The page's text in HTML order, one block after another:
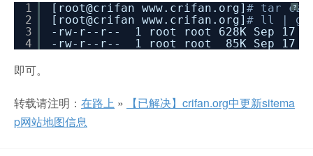
?
1
2
3
4
[root@crifan www.crifan.org] # tar czf
[root@crifan www.crifan.org] # ll
-rw-r--r-- 1 root root 628K Sep 17
-rw-r--r-- 1 root root 85K Sep 17
即可。
转载请注明： 在路上 »
【已解决】crifan.org中更新sitema
p网站地图信息